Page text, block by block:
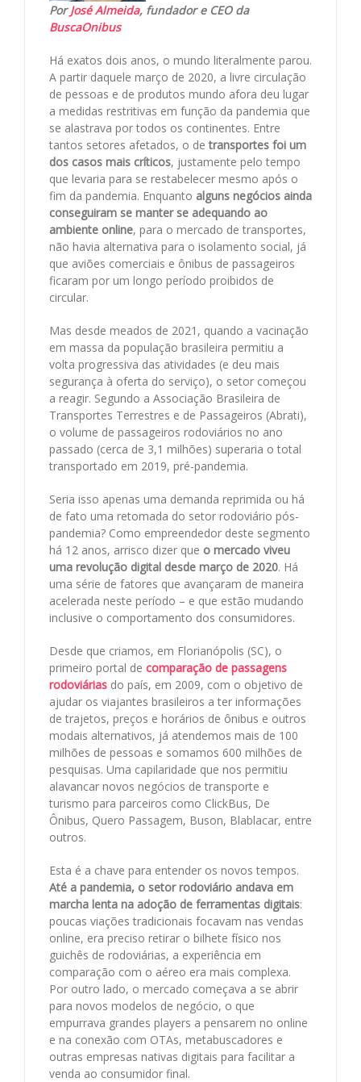
PorJosé Almeida, fundador e CEO da
BuscaOnibus
Há exatos dois anos, o mundo literalmente parou.
A partir daquele março de 2020, a livre circulação
de pessoas e de produtos mundo afora deu lugar
a medidas restritivas em função da pandemia que
se alastrava por todos os continentes. Entre
tantos setores afetados, o detransportes foi um
dos casos mais críticos, justamente pelo tempo
que levaria para se restabelecer mesmo após o
fim da pandemia. Enquanto alguns negócios ainda
conseguiram se manter se adequando ao
ambiente online, para o mercado de transportes,
não havia alternativa para o isolamento social, já
que aviões comerciais e ônibus de passageiros
ficaram por um longo período proibidos de
circular.
Mas desde meados de 2021, quando a vacinação
em massa da população brasileira permitiu a
volta progressiva das atividades (e deu mais
segurança à oferta do serviço), o setor começou
a reagir. Segundo a Associação Brasileira de
Transportes Terrestres e de Passageiros (Abrati),
o volume de passageiros rodoviários no ano
passado (cerca de 3,1 milhões) superaria o total
transportado em 2019, pré-pandemia.
Seria isso apenas uma demanda reprimida ou há
de fato uma retomada do setor rodoviário pós-
pandemia? Como empreendedor deste segmento
há 12 anos, arrisco dizer que o mercado viveu
uma revolução digital desde março de 2020. Há
uma série de fatores que avançaram de maneira
acelerada neste período – e que estão mudando
inclusive o comportamento dos consumidores.
Desde que criamos, em Florianópolis (SC), o
primeiro portal de comparação de passagens
rodoviárias do país, em 2009, com o objetivo de
ajudar os viajantes brasileiros a ter informações
de trajetos, preços e horários de ônibus e outros
modais alternativos, já atendemos mais de 100
milhões de pessoas e somamos 600 milhões de
pesquisas. Uma capilaridade que nos permitiu
alavancar novos negócios de transporte e
turismo para parceiros como ClickBus, De
Ônibus, Quero Passagem, Buson, Blablacar, entre
outros.
Esta é a chave para entender os novos tempos.
Até a pandemia, o setor rodoviário andava em
marcha lenta na adoção de ferramentas digitais:
poucas viações tradicionais focavam nas vendas
online, era preciso retirar o bilhete físico nos
guichês de rodoviárias, a experiência em
comparação com o aéreo era mais complexa.
Por outro lado, o mercado começava a se abrir
para novos modelos de negócio, o que
empurrava grandes players a pensarem no online
e na conexão com OTAs, metabuscadores e
outras empresas nativas digitais para facilitar a
venda ao consumidor final.